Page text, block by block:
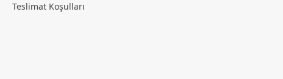
Teslimat Koşulları